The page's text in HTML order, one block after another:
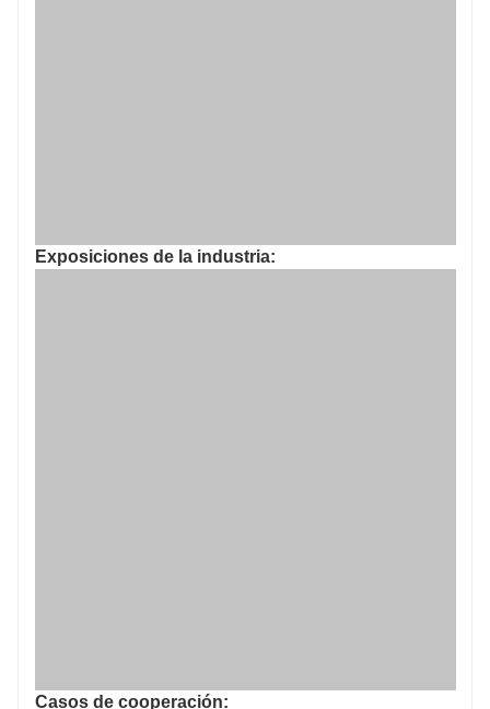
Exposiciones de la industria:
Casos de cooperación: